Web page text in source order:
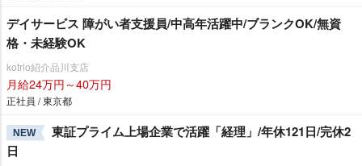
デイサービス 障がい者支援員/中高年活躍中/ブランクOK/無資
格・未経験OK
kotrio紹介品川支店
月給24万円～40万円
正社員 / 東京都
NEW
東証プライム上場企業で活躍「経理」/年休121日/完休2
日